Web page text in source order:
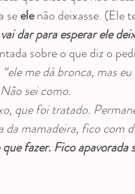
se ele não deixasse. (Ele
dar para esperar ele
sobre o que diz o
“ele me dá bronca, mas
sei como.
que foi tratado.
da mamadeira, fico com
fazer. Fico